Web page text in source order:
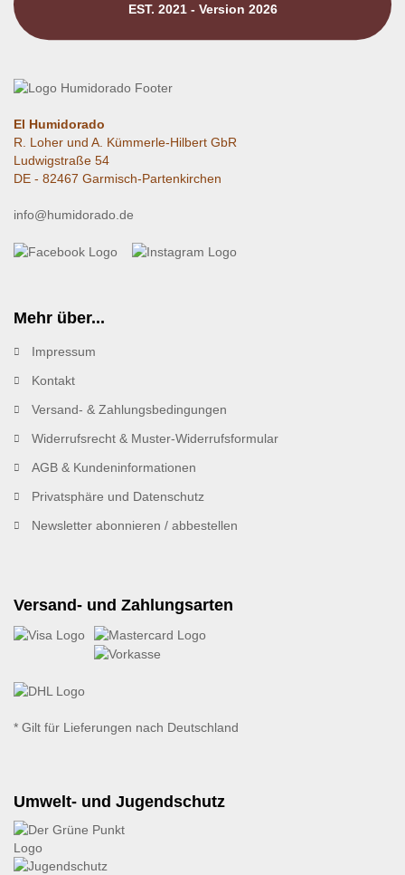
EST. 2021 - Version 2026
El Humidorado
R. Loher und A. Kümmerle-Hilbert GbR
Ludwigstraße 54
DE - 82467 Garmisch-Partenkirchen
info@humidorado.de
Mehr über...
Impressum
Kontakt
Versand- & Zahlungsbedingungen
Widerrufsrecht & Muster-Widerrufsformular
AGB & Kundeninformationen
Privatsphäre und Datenschutz
Newsletter abonnieren / abbestellen
Versand- und Zahlungsarten
* Gilt für Lieferungen nach Deutschland
Umwelt- und Jugendschutz